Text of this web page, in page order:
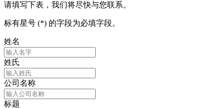
请填写下表，我们将尽快与您联系。
标有星号 (*) 的字段为必填字段。
姓名
姓氏
公司名称
标题